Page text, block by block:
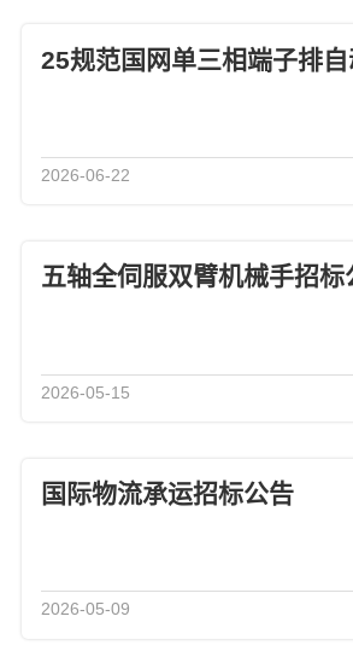
2026-06-22
五轴全伺服双臂机械手招标
2026-05-15
国际物流承运招标公告
2026-05-09